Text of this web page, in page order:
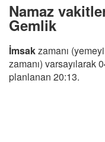
Namaz
Gemlik
İmsakzamanı
zamanı) varsayılarak
planlanan 20:13.